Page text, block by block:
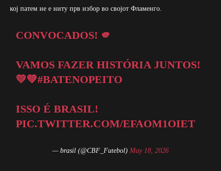
кој патем не е ниту прв избор во својот Фламенго.
CONVOCADOS! 🫵
VAMOS FAZER HISTÓRIA JUNTOS!
💛💚#BATENOPEITO
ISSO É BRASIL!
PIC.TWITTER.COM/EFAOM1OIET
— brasil (@CBF_Futebol) May 18, 2026